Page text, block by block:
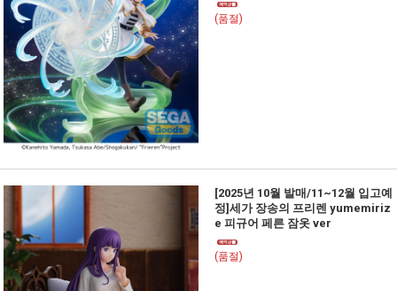
(품절)
[2025년 10월 발매/11~12월 입고예
정]세가 장송의 프리렌 yumemiriz
e 피규어 페른 잠옷 ver
(품절)